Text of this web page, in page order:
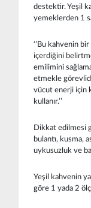
destektir. Yeşil
yemeklerden 1
‘’Bu kahvenin
içerdiğini
emilimini
etmekle
vücut enerji için
kullanır.’’
Dikkat edilmesi
bulantı, kusma,
uykusuzluk ve
Yeşil kahvenin
göre 1 yada 2